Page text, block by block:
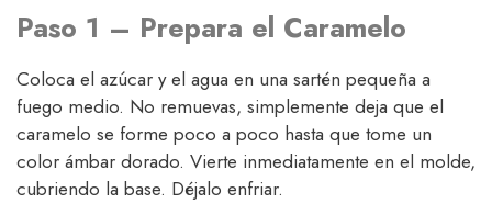
Paso 1 – Prepara el Caramelo
Coloca el azúcar y el agua en una sartén pequeña a
fuego medio. No remuevas, simplemente deja que el
caramelo se forme poco a poco hasta que tome un
color ámbar dorado. Vierte inmediatamente en el molde,
cubriendo la base. Déjalo enfriar.